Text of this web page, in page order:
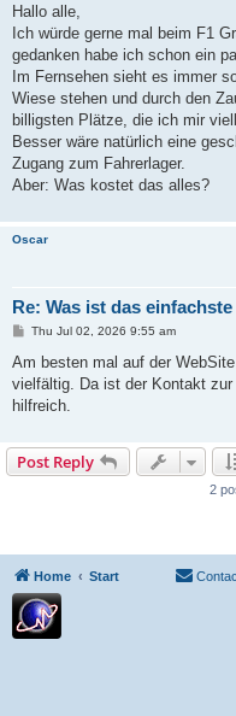
s
Hallo alle,
Ich würde gerne mal beim F1
gedanken habe ich schon ein
Im Fernsehen sieht es immer
Wiese stehen und durch den
billigsten Plätze, die ich mir
Besser wäre natürlich eine
Zugang zum Fahrerlager.
Aber: Was kostet das alles?
Oscar
Re: Was ist das
P
s
Thu Jul 02, 2026 9:55 am
Am besten mal auf der
vielfältig. Da ist der Kontakt
hilfreich.
Post Reply
2
Home Start